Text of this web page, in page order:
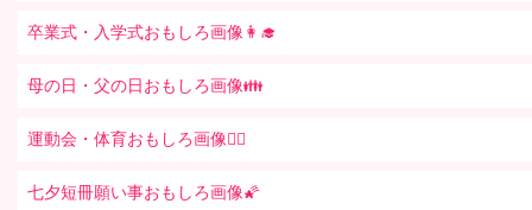
卒業式・入学式おもしろ画像👩‍🎓
母の日・父の日おもしろ画像👪
運動会・体育おもしろ画像🤸‍♂️
七夕短冊願い事おもしろ画像🌠